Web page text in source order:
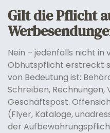
Gilt die Pflicht
Nein – jedenfalls nicht in
Obhutspflicht erstreckt
von Bedeutung ist:
Schreiben,
Geschäftspost.
(Flyer, Kataloge,
der